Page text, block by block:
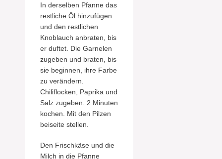
In derselben Pfanne das
restliche Öl hinzufügen
und den restlichen
Knoblauch anbraten, bis
er duftet. Die Garnelen
zugeben und braten, bis
sie beginnen, ihre Farbe
zu verändern.
Chiliflocken, Paprika und
Salz zugeben. 2 Minuten
kochen. Mit den Pilzen
beiseite stellen.
Den Frischkäse und die
Milch in die Pfanne